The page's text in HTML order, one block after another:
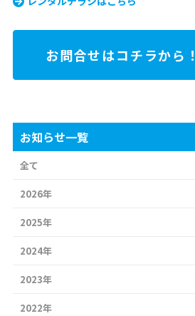
お問合せはコチラから！
お知らせ一覧
全て
2026年
2025年
2024年
2023年
2022年